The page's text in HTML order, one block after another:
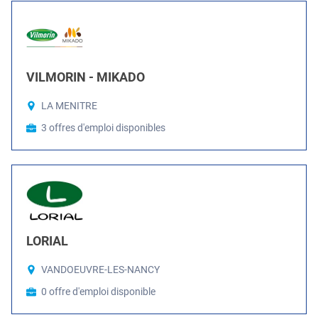
VILMORIN - MIKADO
LA MENITRE
3 offres d'emploi disponibles
LORIAL
VANDOEUVRE-LES-NANCY
0 offre d'emploi disponible